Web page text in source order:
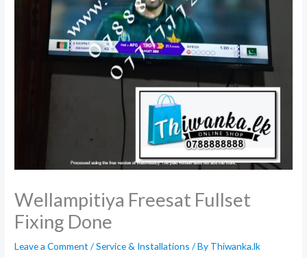
Wellampitiya Freesat Fullset
Fixing Done
Leave a Comment /Service & Installations / By Thiwanka.lk